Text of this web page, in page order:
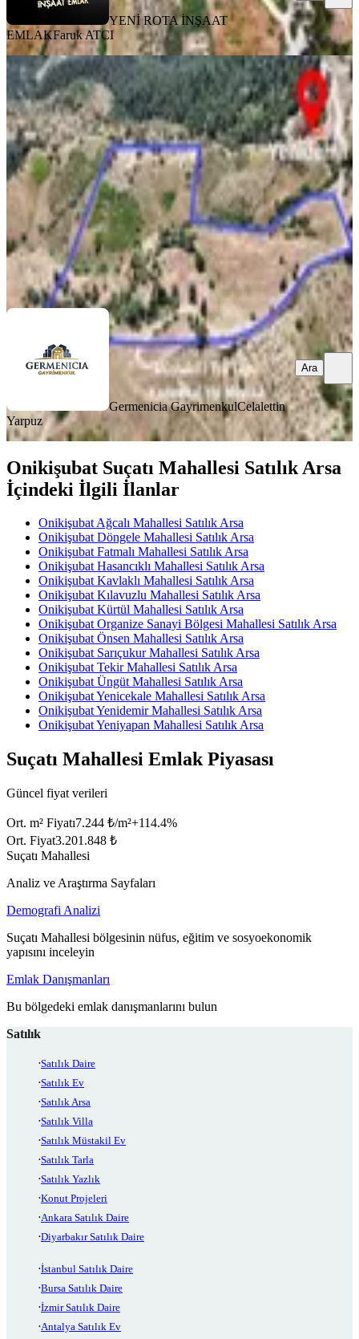
YENİ ROTA İNŞAAT
EMLAKFaruk ATCI
Yenidemir'de Kullanım Alanı (39.700
M2) Satılık Tarla
Onikişubat, Yenidemir Mahallesi
22538 m²·519/m²·19.06.2026
11.700.000 ₺
Germenicia GayrimenkulCelalettin Yarpuz
Ara
Germenicia GayrimenkulCelalettin
Yarpuz
Ara
Onikişubat Suçatı Mahallesi Satılık Arsa
İçindeki İlgili İlanlar
Onikişubat Ağcalı Mahallesi Satılık Arsa
Onikişubat Döngele Mahallesi Satılık Arsa
Onikişubat Fatmalı Mahallesi Satılık Arsa
Onikişubat Hasancıklı Mahallesi Satılık Arsa
Onikişubat Kavlaklı Mahallesi Satılık Arsa
Onikişubat Kılavuzlu Mahallesi Satılık Arsa
Onikişubat Kürtül Mahallesi Satılık Arsa
Onikişubat Organize Sanayi Bölgesi Mahallesi Satılık Arsa
Onikişubat Önsen Mahallesi Satılık Arsa
Onikişubat Sarıçukur Mahallesi Satılık Arsa
Onikişubat Tekir Mahallesi Satılık Arsa
Onikişubat Üngüt Mahallesi Satılık Arsa
Onikişubat Yenicekale Mahallesi Satılık Arsa
Onikişubat Yenidemir Mahallesi Satılık Arsa
Onikişubat Yeniyapan Mahallesi Satılık Arsa
Suçatı Mahallesi Emlak Piyasası
Güncel fiyat verileri
Ort. m² Fiyatı7.244 ₺/m²+114.4%
Ort. Fiyat3.201.848 ₺
Suçatı Mahallesi
Analiz ve Araştırma Sayfaları
Demografi Analizi
Suçatı Mahallesi bölgesinin nüfus, eğitim ve sosyoekonomik
yapısını inceleyin
Emlak Danışmanları
Bu bölgedeki emlak danışmanlarını bulun
Satılık
Satılık Daire
Satılık Ev
Satılık Arsa
Satılık Villa
Satılık Müstakil Ev
Satılık Tarla
Satılık Yazlık
Konut Projeleri
Ankara Satılık Daire
Diyarbakır Satılık Daire
İstanbul Satılık Daire
Bursa Satılık Daire
İzmir Satılık Daire
Antalya Satılık Ev